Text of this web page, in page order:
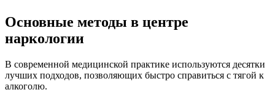
Основные методы в центре
наркологии
В современной медицинской практике используются десятки
лучших подходов, позволяющих быстро справиться с тягой к
алкоголю.